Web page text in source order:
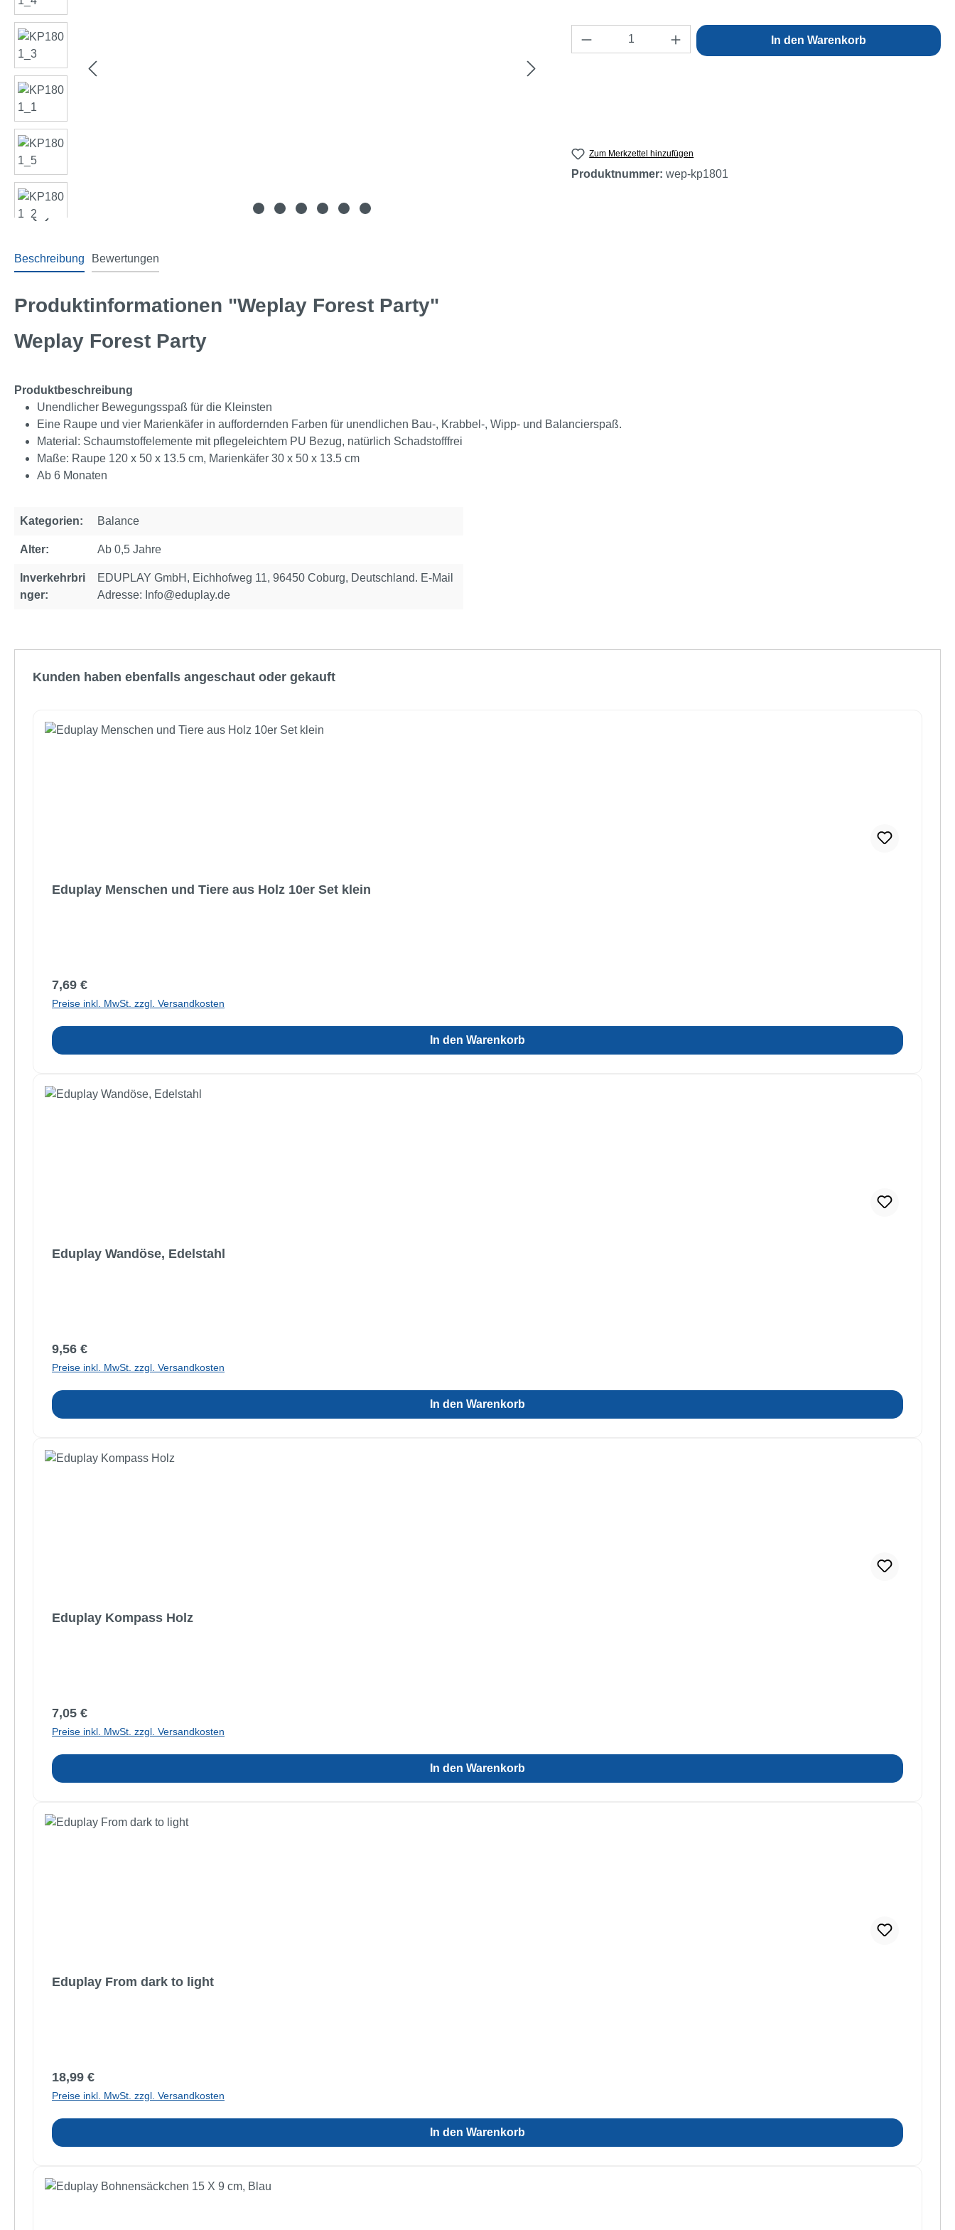
Produkt Anzahl: Gib den gewünschten Wert ein
In den Warenkorb
Zum Merkzettel hinzufügen
Produktnummer: wep-kp1801
Beschreibung Bewertungen
Produktinformationen "Weplay Forest Party"
Weplay Forest Party
Produktbeschreibung
Unendlicher Bewegungsspaß für die Kleinsten
Eine Raupe und vier Marienkäfer in auffordernden Farben für unendlichen Bau-, Krabbel-, Wipp- und Balancierspaß.
Material: Schaumstoffelemente mit pflegeleichtem PU Bezug, natürlich Schadstofffrei
Maße: Raupe 120 x 50 x 13.5 cm, Marienkäfer 30 x 50 x 13.5 cm
Ab 6 Monaten
Kategorien: Balance
Alter: Ab 0,5 Jahre
Inverkehrbri
nger:
EDUPLAY GmbH, Eichhofweg 11, 96450 Coburg, Deutschland. E-Mail
Adresse: Info@eduplay.de
Kunden haben ebenfalls angeschaut oder gekauft
Eduplay Menschen und Tiere aus Holz 10er Set klein
Regulärer Preis:
7,69 €
Preise inkl. MwSt. zzgl. Versandkosten
In den Warenkorb
Eduplay Wandöse, Edelstahl
Regulärer Preis:
9,56 €
Preise inkl. MwSt. zzgl. Versandkosten
In den Warenkorb
Eduplay Kompass Holz
Regulärer Preis:
7,05 €
Preise inkl. MwSt. zzgl. Versandkosten
In den Warenkorb
Eduplay From dark to light
Regulärer Preis:
18,99 €
Preise inkl. MwSt. zzgl. Versandkosten
In den Warenkorb